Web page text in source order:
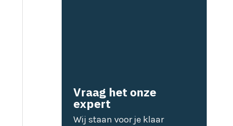
Vraag het onze
expert
Wij staan voor je klaar